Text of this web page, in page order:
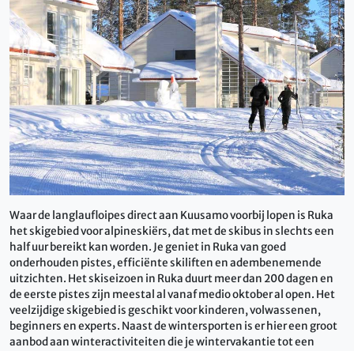
Waar de langlaufloipes direct aan Kuusamo voorbij lopen is Ruka
het skigebied voor alpineskiërs, dat met de skibus in slechts een
half uur bereikt kan worden. Je geniet in Ruka van goed
onderhouden pistes, efficiënte skiliften en adembenemende
uitzichten. Het skiseizoen in Ruka duurt meer dan 200 dagen en
de eerste pistes zijn meestal al vanaf medio oktober al open. Het
veelzijdige skigebied is geschikt voor kinderen, volwassenen,
beginners en experts. Naast de wintersporten is er hier een groot
aanbod aan winteractiviteiten die je wintervakantie tot een